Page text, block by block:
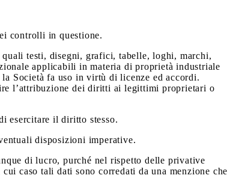
controlli in questione.
testi, disegni, grafici, tabelle, loghi, marchi,
applicabili in materia di proprietà industriale
Società fa uso in virtù di licenze ed accordi.
l’attribuzione dei diritti ai legittimi proprietari o
esercitare il diritto stesso.
disposizioni imperative.
di lucro, purché nel rispetto delle privative
caso tali dati sono corredati da una menzione che